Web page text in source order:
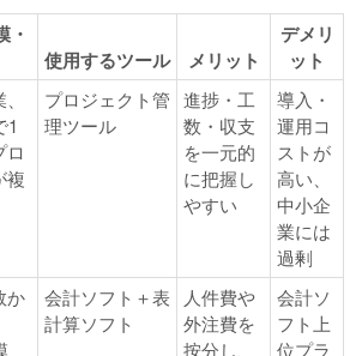
・
使用するツール メリット
デメリ
ット
1
複
プロジェクト管
理ツール
進捗・工
数・収支
を一元的
に把握し
やすい
導入・
運用コ
ストが
高い、
中小企
業には
過剰
か
会計ソフト＋表
計算ソフト
人件費や
外注費を
按分し、
会計ソ
フト上
位プラ